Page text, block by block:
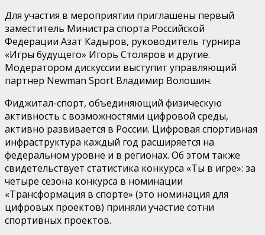
Для участия в мероприятии приглашены первый
заместитель Министра спорта Российской
Федерации Азат Кадыров, руководитель турнира
«Игры будущего» Игорь Столяров и другие.
Модератором дискуссии выступит управляющий
партнер Newman Sport Владимир Волошин.
Фиджитал-cпорт, объединяющий физическую
активность с возможностями цифровой среды,
активно развивается в России. Цифровая спортивная
инфраструктура каждый год расширяется на
федеральном уровне и в регионах. Об этом также
свидетельствует статистика конкурса «Ты в игре»: за
четыре сезона конкурса в номинации
«Трансформация в спорте» (это номинация для
цифровых проектов) приняли участие сотни
спортивных проектов.